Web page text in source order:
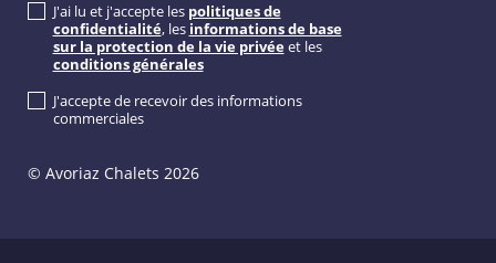
J'ai lu et j'accepte les politiques de
confidentialité, les informations de base
sur la protection de la vie privée et les
conditions générales
J'accepte de recevoir des informations
commerciales
© Avoriaz Chalets 2026